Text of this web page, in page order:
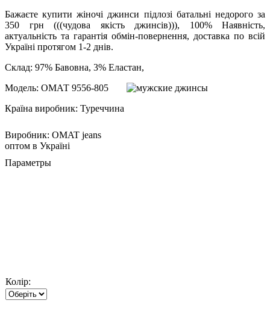
Бажаєте купити жіночі джинси підлозі батальні недорого за
350 грн (((чудова якість джинсів))), 100% Наявність,
актуальність та гарантія обмін-повернення, доставка по всій
Україні протягом 1-2 днів.
Склад: 97% Бавовна, 3% Еластан,
Модель: ОМАТ 9556-805
Країна виробник: Туреччина
Виробник: OMAT jeans
оптом в Україні
Параметры
Колір: